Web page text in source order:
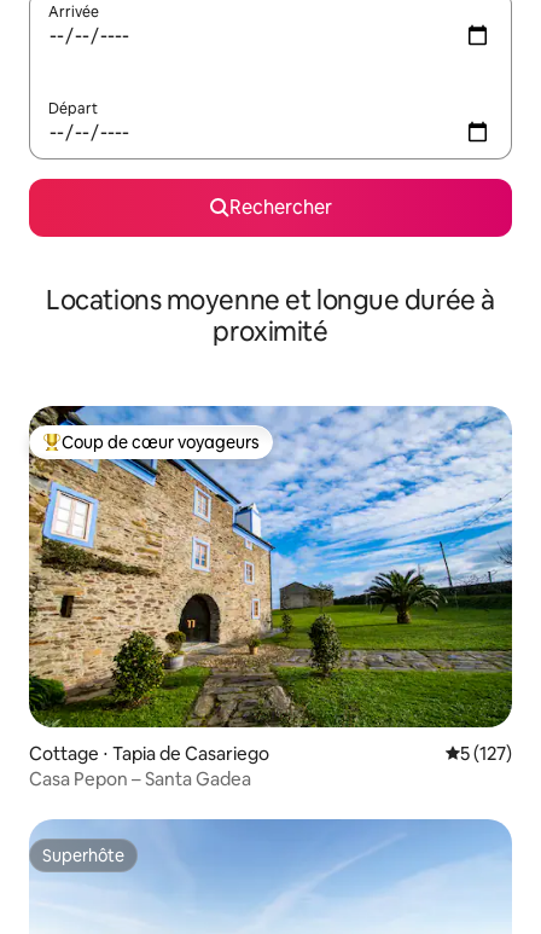
Arrivée
Départ
Rechercher
Locations moyenne et longue durée à
proximité
Coups de cœur voyageurs les plus appréciés
Coup de cœur voyageurs
Cottage ⋅ Tapia de Casariego Évaluation
5 (127)
Casa Pepon – Santa Gadea
Superhôte
Superhôte